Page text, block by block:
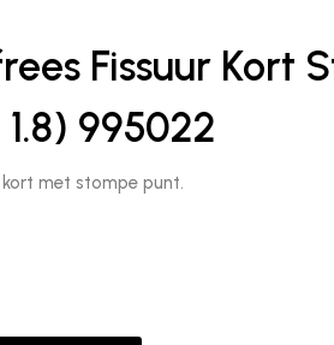
Fissuur Kort
995022
met stompe punt.